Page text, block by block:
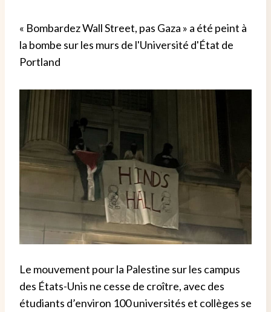
« Bombardez Wall Street, pas Gaza » a été peint à
la bombe sur les murs de l'Université d'État de
Portland
Le mouvement pour la Palestine sur les campus
des États-Unis ne cesse de croître, avec des
étudiants d’environ 100 universités et collèges se